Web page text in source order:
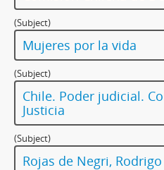
(Subject)
Mujeres por la vida
(Subject)
Chile. Poder judicial.
Justicia
(Subject)
Rojas de Negri,